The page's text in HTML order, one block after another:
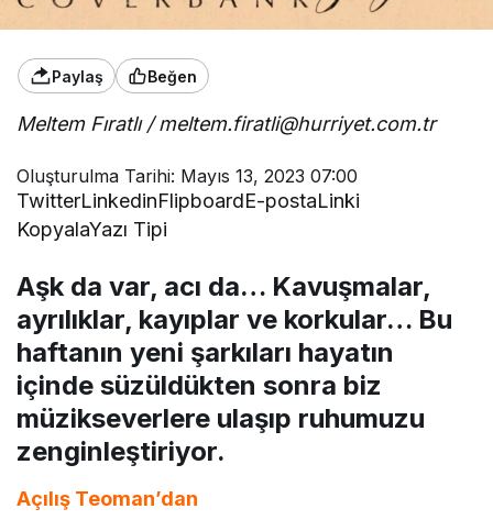
Paylaş Beğen
Meltem Fıratlı / meltem.firatli@hurriyet.com.tr
Oluşturulma Tarihi: Mayıs 13, 2023 07:00
TwitterLinkedinFlipboardE-postaLinki
KopyalaYazı Tipi
Aşk da var, acı da… Kavuşmalar,
ayrılıklar, kayıplar ve korkular… Bu
haftanın yeni şarkıları hayatın
içinde süzüldükten sonra biz
müzikseverlere ulaşıp ruhumuzu
zenginleştiriyor.
Açılış Teoman’dan